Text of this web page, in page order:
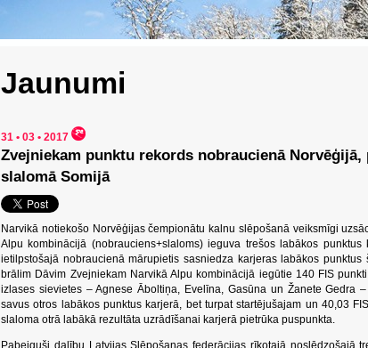
Jaunumi
31 • 03 • 2017
Zvejniekam punktu rekords nobraucienā
slalomā Somijā
Narvikā notiekošo Norvēģijas čempionātu kalnu slēpošanā veiksmīgi
Alpu kombinācijā (nobrauciens+slaloms) ieguva trešos labākos
ietilpstošajā nobraucienā mārupietis sasniedza karjeras labākos
brālim Dāvim Zvejniekam Narvikā Alpu kombinācijā iegūtie 140 FIS
izlases sievietes – Agnese Āboltiņa, Evelīna, Gasūna un Žanete Gedra
savus otros labākos punktus karjerā, bet turpat startējušajam un 40,03
slaloma otrā labākā rezultāta uzrādīšanai karjerā pietrūka puspunkta.
Pabeiguši dalību Latvijas Slēpošanas federācijas rīkotajā noslēdzošajā